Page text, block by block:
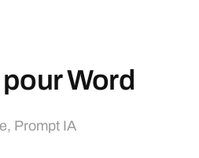
Word
, Prompt IA